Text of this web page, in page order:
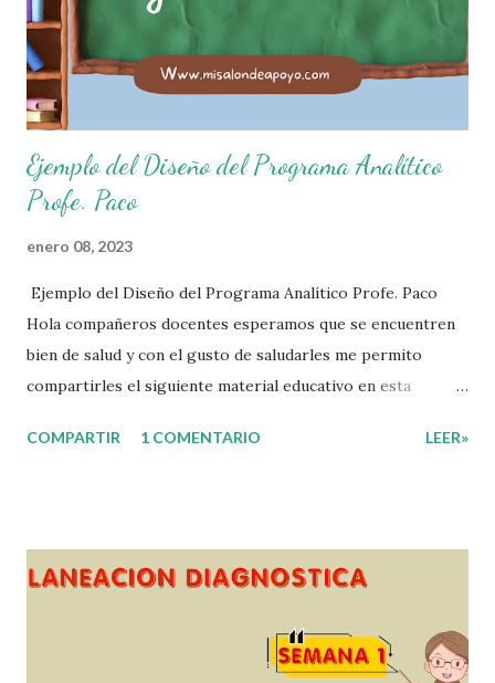
hablar. 4. Pido permiso para ir al baño 5. Deposito la
basura en su lugar. 6. Cumplo con mis útiles esc...
Ejemplo del Diseño del Programa Analítico
Profe. Paco
enero 08, 2023
Ejemplo del Diseño del Programa Analítico Profe. Paco
Hola compañeros docentes esperamos que se encuentren
bien de salud y con el gusto de saludarles me permito
compartirles el siguiente material educativo en esta
Esperando que este material sea de gran utilidad para
agradecemos a los creadores de los diferentes materiales
nosotros solo los compartimos con fines educativos,
didácticos e informativos. ☺️ Obtén documento completo
COMPARTIR 1 COMENTARIO LEER»